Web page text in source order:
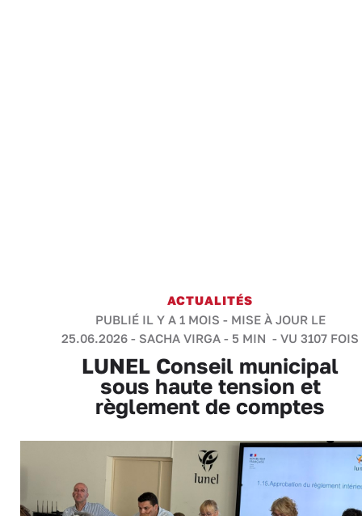
ACTUALITÉS
PUBLIÉ IL Y A 1 MOIS - MISE À JOUR LE
25.06.2026 - SACHA VIRGA - 5 MIN - VU 3107 FOIS
LUNEL Conseil municipal
sous haute tension et
règlement de comptes